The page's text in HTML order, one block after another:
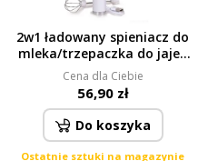
2w1 ładowany spieniacz do
mleka/trzepaczka do jajek
biały
Cena dla Ciebie
56,90 zł
Do koszyka
Ostatnie sztuki na magazynie